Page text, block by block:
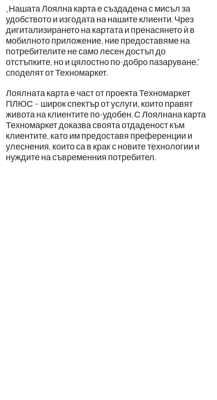
„Нашата Лоялна карта е създадена с мисъл за
удобството и изгодата на нашите клиенти. Чрез
дигитализирането на картата и пренасянето ѝ в
мобилното приложение, ние предоставяме на
потребителите не само лесен достъп до
отстъпките, но и цялостно по-добро пазаруване,“
споделят от Техномаркет.
Лоялната карта е част от проекта Техномаркет
ПЛЮС – широк спектър от услуги, които правят
живота на клиентите по-удобен. С Лоялнана карта
Техномаркет доказва своята отдаденост към
клиентите, като им предоставя преференции и
улеснения, които са в крак с новите технологии и
нуждите на съвременния потребител.